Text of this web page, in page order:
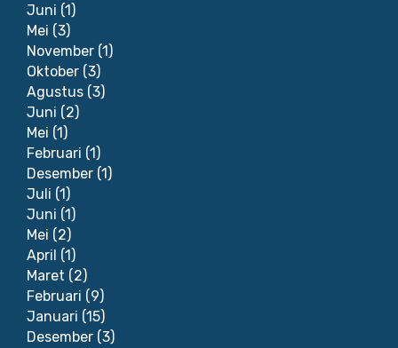
Juni (1)
Mei (3)
November (1)
Oktober (3)
Agustus (3)
Juni (2)
Mei (1)
Februari (1)
Desember (1)
Juli (1)
Juni (1)
Mei (2)
April (1)
Maret (2)
Februari (9)
Januari (15)
Desember (3)